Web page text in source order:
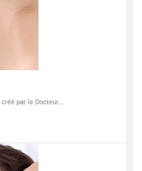
créé par le Docteur...